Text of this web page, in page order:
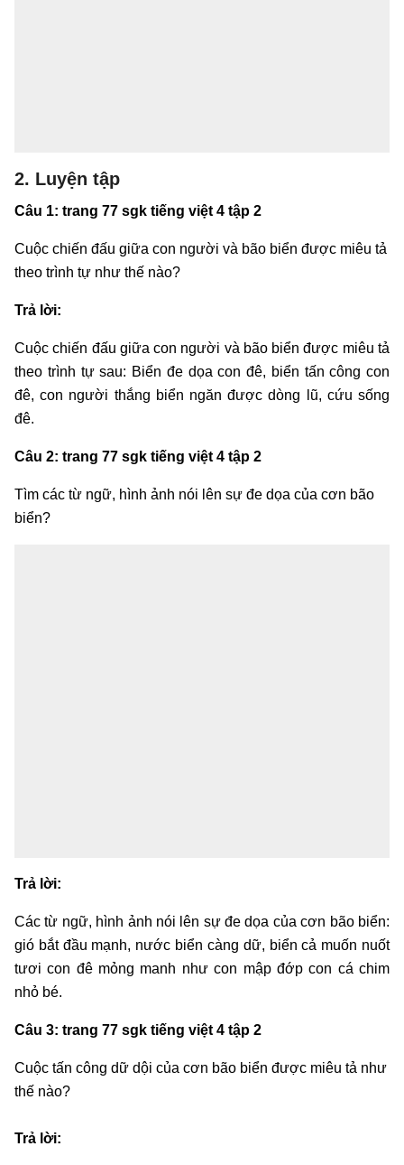
2. Luyện tập
Câu 1: trang 77 sgk tiếng việt 4 tập 2
Cuộc chiến đấu giữa con người và bão biển được miêu tả
theo trình tự như thế nào?
Trả lời:
Cuộc chiến đấu giữa con người và bão biển được miêu tả
theo trình tự sau: Biển đe dọa con đê, biển tấn công con
đê, con người thắng biển ngăn được dòng lũ, cứu sống
đê.
Câu 2: trang 77 sgk tiếng việt 4 tập 2
Tìm các từ ngữ, hình ảnh nói lên sự đe dọa của cơn bão
biển?
Trả lời:
Các từ ngữ, hình ảnh nói lên sự đe dọa của cơn bão biển:
gió bắt đầu mạnh, nước biển càng dữ, biển cả muốn nuốt
tươi con đê mỏng manh như con mập đớp con cá chim
nhỏ bé.
Câu 3: trang 77 sgk tiếng việt 4 tập 2
Cuộc tấn công dữ dội của cơn bão biển được miêu tả như
thế nào?
Trả lời: